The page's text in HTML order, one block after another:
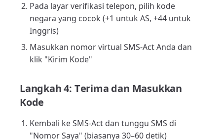
Pada layar verifikasi telepon, pilih kode
negara yang cocok (+1 untuk AS, +44 untuk
Inggris)
Masukkan nomor virtual SMS-Act Anda dan
klik "Kirim Kode"
Langkah 4: Terima dan Masukkan
Kode
Kembali ke SMS-Act dan tunggu SMS di
"Nomor Saya" (biasanya 30–60 detik)